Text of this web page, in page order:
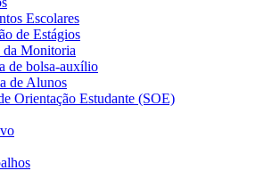
Escolares
de Estágios
da Monitoria
de bolsa-auxílio
de Alunos
Orientação Estudante (SOE)